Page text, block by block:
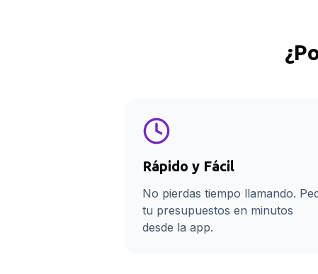
Rápido y Fácil
No pierdas tiempo llamando.
tu presupuestos en minutos
desde la app.